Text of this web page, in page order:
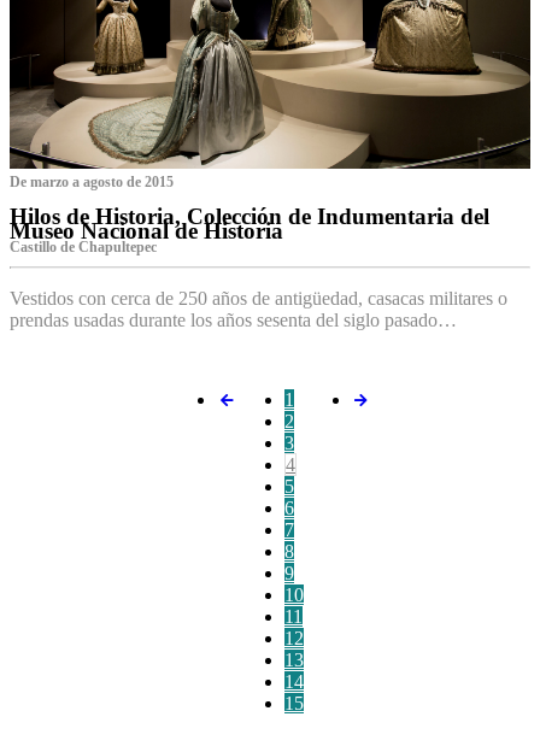
De marzo a agosto de 2015
Hilos de Historia, Colección de Indumentaria del
Museo Nacional de Historia
Castillo de Chapultepec
Vestidos con cerca de 250 años de antigüedad, casacas militares o
prendas usadas durante los años sesenta del siglo pasado…
1
2
3
4
5
6
7
8
9
10
11
12
13
14
15